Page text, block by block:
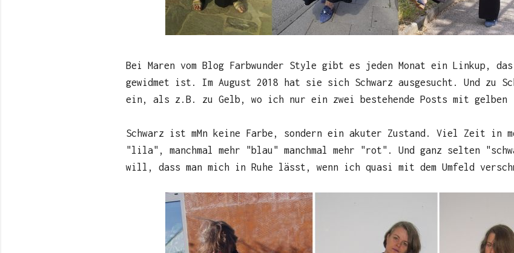
Bei Maren vom Blog Farbwunder Style gibt es jeden Monat ein Linkup,
gewidmet ist. Im August 2018 hat sie sich Schwarz ausgesucht. Und
ein, als z.B. zu Gelb, wo ich nur ein zwei bestehende Posts mit gelben
Schwarz ist mMn keine Farbe, sondern ein akuter Zustand. Viel Zeit in
"lila", manchmal mehr "blau" manchmal mehr "rot". Und ganz selten
will, dass man mich in Ruhe lässt, wenn ich quasi mit dem Umfeld